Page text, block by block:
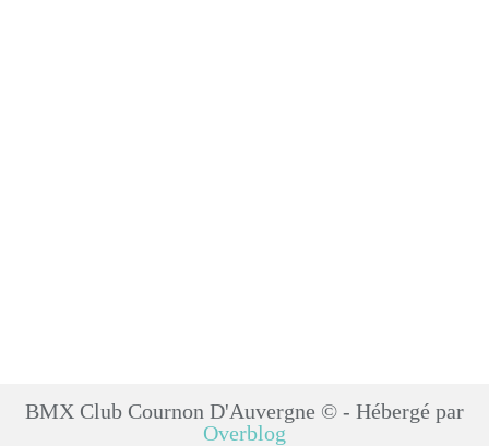
BMX Club Cournon D'Auvergne © - Hébergé par
Overblog